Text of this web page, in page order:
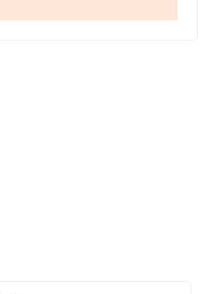
de datos de INFORMA